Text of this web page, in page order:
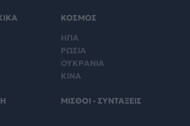
ΚΟΣΜΟΣ
ΗΠΑ
ΡΩΣΙΑ
ΟΥΚΡΑΝΙΑ
ΚΙΝΑ
ΜΙΣΘΟΙ - ΣΥΝΤΑΞΕΙΣ